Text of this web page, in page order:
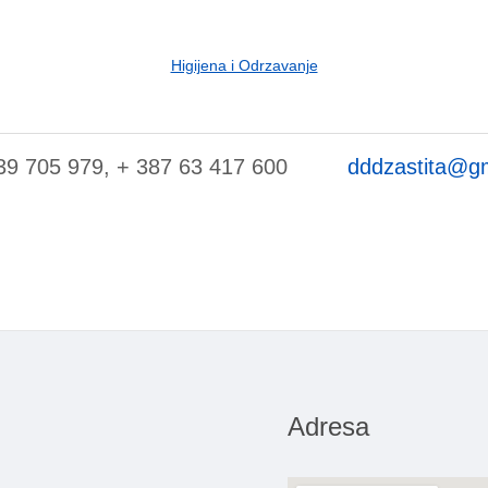
Higijena i Odrzavanje
705 979, + 387 63 417 600
Adresa